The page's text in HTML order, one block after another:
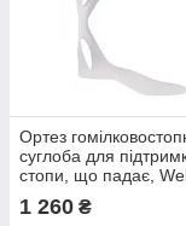
Ортез
суглоба для
стопи, що падає,
1 260 ₴